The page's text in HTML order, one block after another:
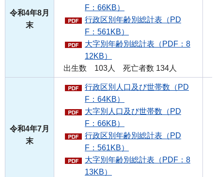
令和4年8月
末
F：66KB）
行政区別年齢別総計表（PD
F：561KB）
大字別年齢別総計表（PDF：8
12KB）
出生数 103人 死亡者数 134人
令和4年7月
末
行政区別人口及び世帯数（PD
F：64KB）
大字別人口及び世帯数（PD
F：66KB）
行政区別年齢別総計表（PD
F：561KB）
大字別年齢別総計表（PDF：8
13KB）